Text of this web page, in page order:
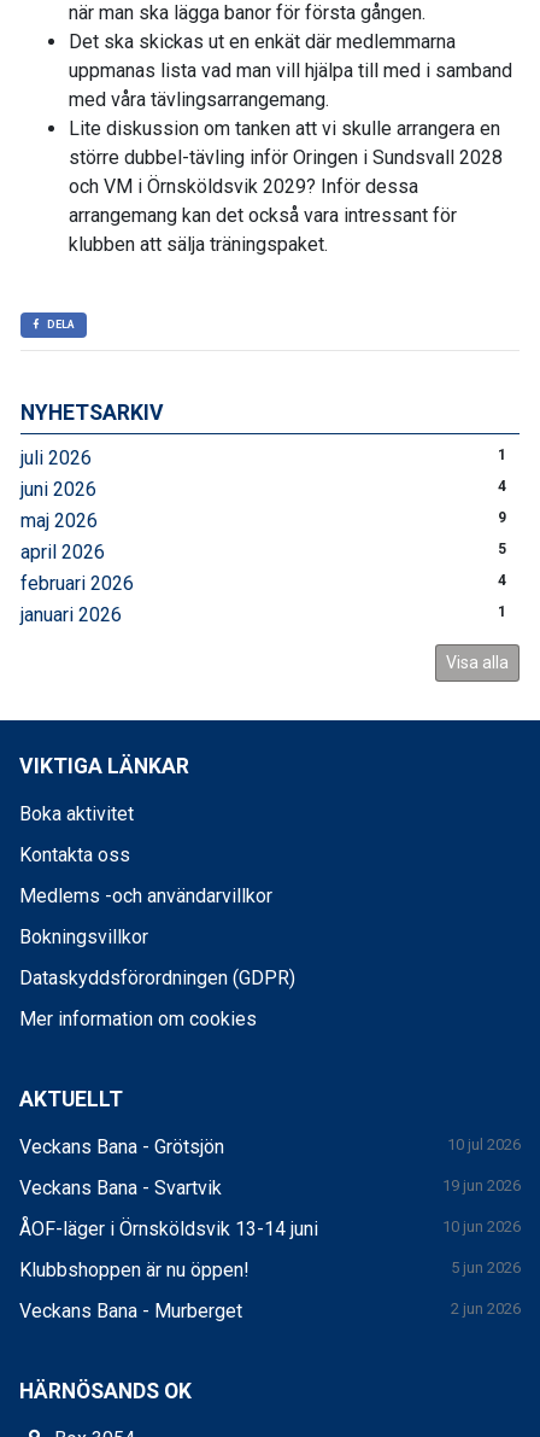
NYHETSARKIV
juli 2026 1
juni 2026 4
maj 2026 9
april 2026 5
februari 2026 4
januari 2026 1
Visa alla
när man ska lägga banor för första gången.
Det ska skickas ut en enkät där medlemmarna
uppmanas lista vad man vill hjälpa till med i samband
med våra tävlingsarrangemang.
Lite diskussion om tanken att vi skulle arrangera en
större dubbel-tävling inför Oringen i Sundsvall 2028
och VM i Örnsköldsvik 2029? Inför dessa
arrangemang kan det också vara intressant för
klubben att sälja träningspaket.
DELA
VIKTIGA LÄNKAR
Boka aktivitet
Kontakta oss
Medlems -och användarvillkor
Bokningsvillkor
Dataskyddsförordningen (GDPR)
Mer information om cookies
AKTUELLT
Veckans Bana - Grötsjön 10 jul 2026
Veckans Bana - Svartvik 19 jun 2026
ÅOF-läger i Örnsköldsvik 13-14 juni 10 jun 2026
Klubbshoppen är nu öppen! 5 jun 2026
Veckans Bana - Murberget 2 jun 2026
HÄRNÖSANDS OK